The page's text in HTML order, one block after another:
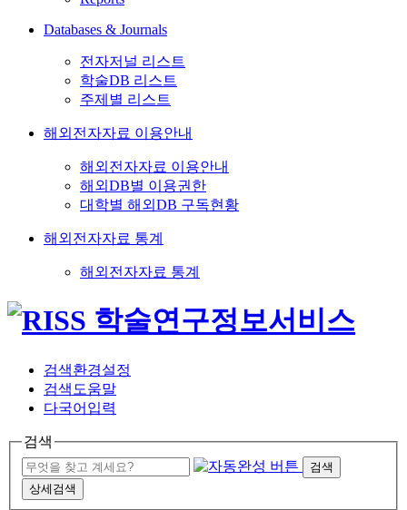
Databases & Journals
전자저널 리스트
학술DB 리스트
주제별 리스트
해외전자자료 이용안내
해외전자자료 이용안내
해외DB별 이용권한
대학별 해외DB 구독현황
해외전자자료 통계
해외전자자료 통계
검색환경설정
검색도움말
다국어입력
검색
검색
상세검색